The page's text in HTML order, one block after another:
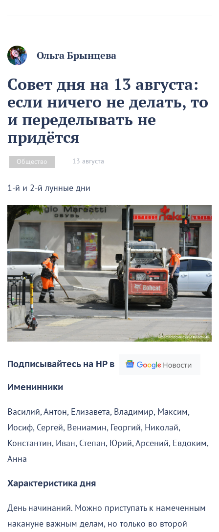
Ольга Брынцева
Совет дня на 13 августа:
если ничего не делать, то
и переделывать не
придётся
Общество 13 августа
1-й и 2-й лунные дни
Подписывайтесь на НР в
Именинники
Василий, Антон, Елизавета, Владимир, Максим,
Иосиф, Сергей, Вениамин, Георгий, Николай,
Константин, Иван, Степан, Юрий, Арсений, Евдоким,
Анна
Характеристика дня
День начинаний. Можно приступать к намеченным
накануне важным делам, но только во второй